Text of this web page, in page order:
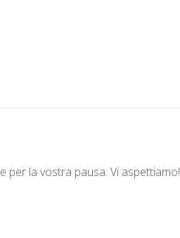
per la vostra pausa. Vi aspettiamo!